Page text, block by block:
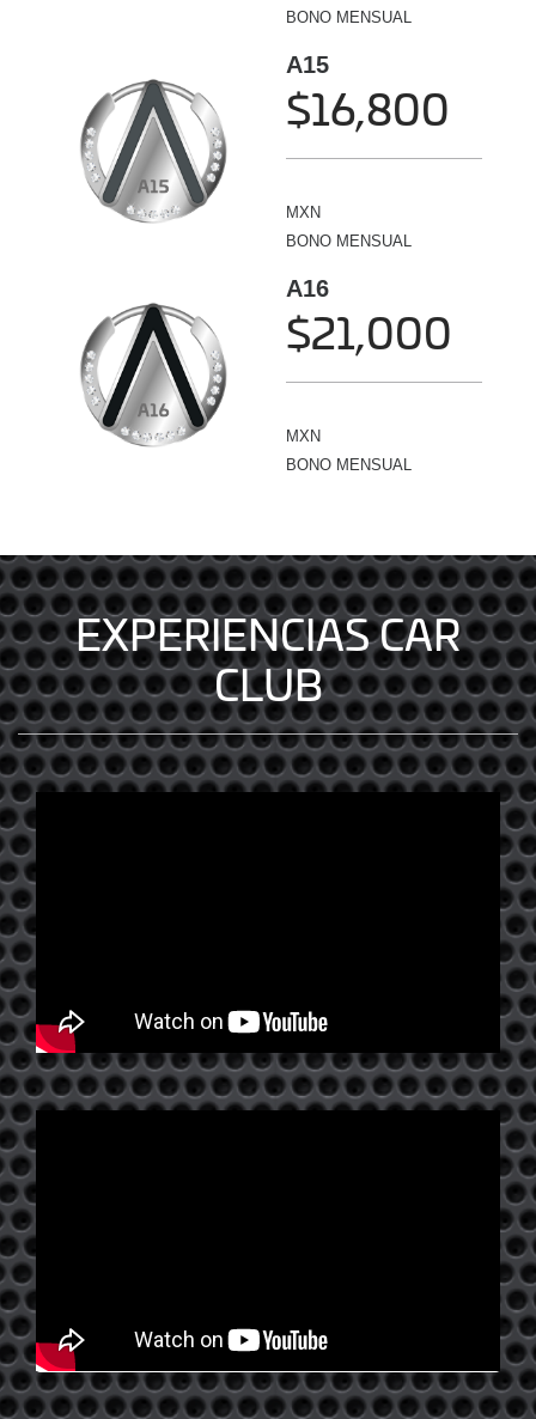
BONO MENSUAL
A15
$16,800
MXN
BONO MENSUAL
A16
$21,000
MXN
BONO MENSUAL
EXPERIENCIAS CAR
CLUB